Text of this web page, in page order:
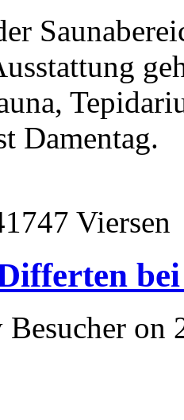
Damentag.
Viersen
bei
on